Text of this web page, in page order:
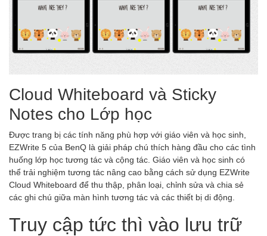
Cloud Whiteboard và Sticky
Notes cho Lớp học
Được trang bị các tính năng phù hợp với giáo viên và học sinh,
EZWrite 5 của BenQ là giải pháp chú thích hàng đầu cho các tình
huống lớp học tương tác và cộng tác. Giáo viên và học sinh có
thể trải nghiệm tương tác nâng cao bằng cách sử dụng EZWrite
Cloud Whiteboard để thu thập, phân loại, chỉnh sửa và chia sẻ
các ghi chú giữa màn hình tương tác và các thiết bị di động.
Truy cập tức thì vào lưu trữ